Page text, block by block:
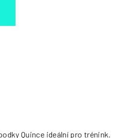
Quince ideální pro trénink.